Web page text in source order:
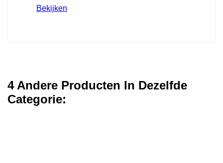
Bekijken
4 Andere Producten In Dezelfde
Categorie: